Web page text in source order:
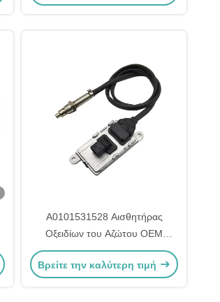
A0101531528 Αισθητήρας
Οξειδίων του Αζώτου OEM
NS1110 Mercedes Actros
Αισθητήρας NOx 5WK97330A
Βρείτε την καλύτερη τιμή